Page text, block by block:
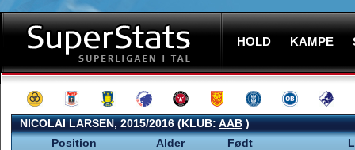
HOLD KAMPE
NICOLAI LARSEN, 2015/2016 (KLUB:AAB)
Position
Alder Født